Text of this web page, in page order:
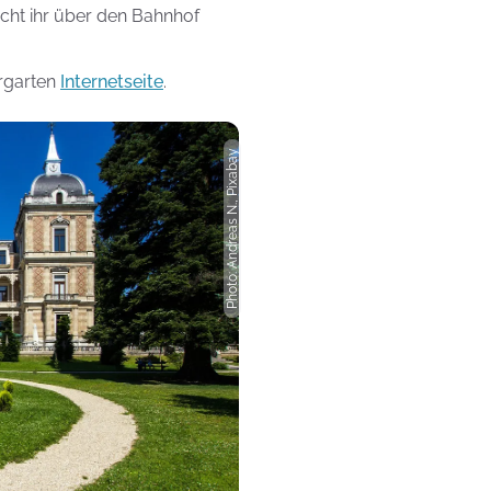
ihr über den Bahnhof
Internetseite.
Photo: Andreas N., Pixabay